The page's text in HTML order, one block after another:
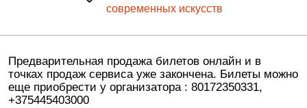
современных искусств
Предварительная продажа билетов онлайн и в
точках продаж сервиса уже закончена. Билеты можно
еще приобрести у организатора : 80172350331,
+375445403000